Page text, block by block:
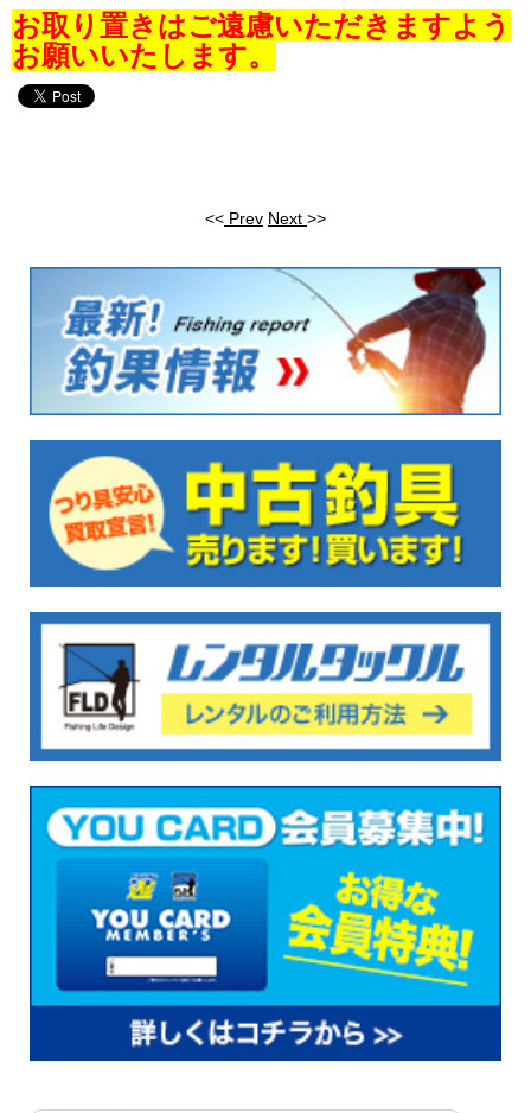
お取り置きはご遠慮いただきますよう
お願いいたします。
<< Prev Next >>